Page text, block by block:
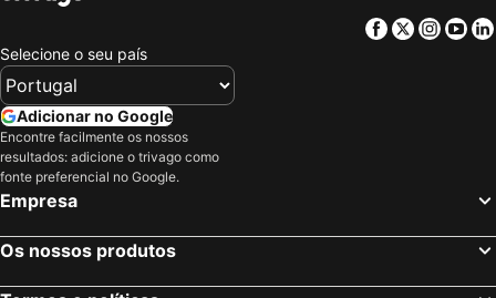
Vinkeveen, beach hotels
Santpoort-Noord, beach hotels
Schagen, beach hotels
Overveen, beach hotels
Medemblik, beach hotels
Velsen, beach hotels
Enkhuizen, beach hotels
Aerdenhout, beach hotels
Facebook
Twitter
Selecione o seu país
Adicionar no Google
Encontre facilmente os nossos
resultados: adicione o trivago como
fonte preferencial no Google.
Empresa
Os nossos produtos